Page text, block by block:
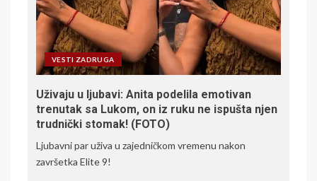
VESTI ZADRUGA
Uživaju u ljubavi: Anita podelila emotivan
trenutak sa Lukom, on iz ruku ne ispušta njen
trudnički stomak! (FOTO)
Ljubavni par uživa u zajedničkom vremenu nakon
završetka Elite 9!